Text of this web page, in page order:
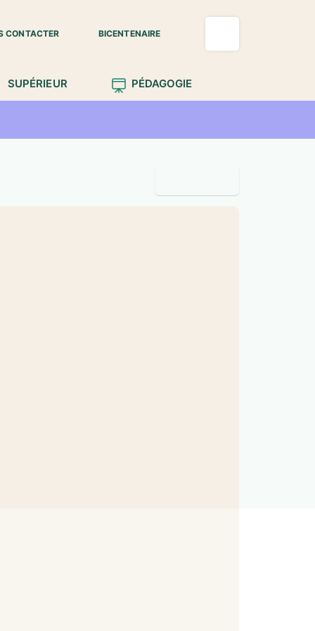
CONTACTER BICENTENAIRE
SUPÉRIEUR PÉDAGOGIE